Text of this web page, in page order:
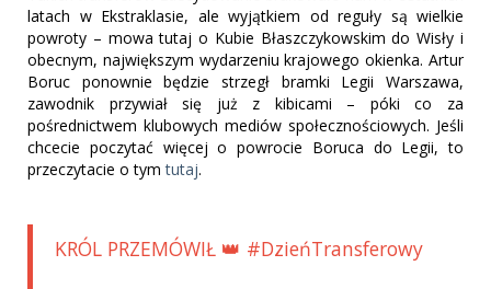
latach w Ekstraklasie, ale wyjątkiem od reguły są wielkie
powroty – mowa tutaj o Kubie Błaszczykowskim do Wisły i
obecnym, największym wydarzeniu krajowego okienka. Artur
Boruc ponownie będzie strzegł bramki Legii Warszawa,
zawodnik przywiał się już z kibicami – póki co za
pośrednictwem klubowych mediów społecznościowych. Jeśli
chcecie poczytać więcej o powrocie Boruca do Legii, to
przeczytacie o tymtutaj.
KRÓL PRZEMÓWIŁ 👑 #DzieńTransferowy